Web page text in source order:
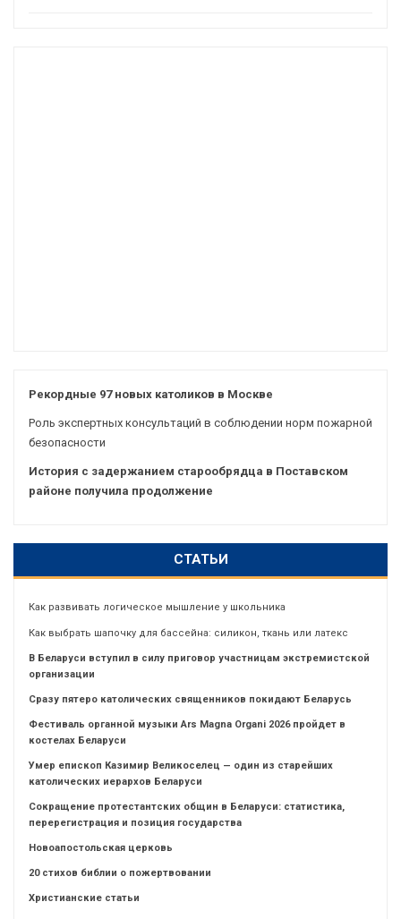
Рекордные 97 новых католиков в Москве
Роль экспертных консультаций в соблюдении норм пожарной
безопасности
История с задержанием старообрядца в Поставском
районе получила продолжение
СТАТЬИ
Как развивать логическое мышление у школьника
Как выбрать шапочку для бассейна: силикон, ткань или латекс
В Беларуси вступил в силу приговор участницам экстремистской
организации
Сразу пятеро католических священников покидают Беларусь
Фестиваль органной музыки Ars Magna Organi 2026 пройдет в
костелах Беларуси
Умер епископ Казимир Великоселец — один из старейших
католических иерархов Беларуси
Сокращение протестантских общин в Беларуси: статистика,
перерегистрация и позиция государства
Новоапостольская церковь
20 стихов библии о пожертвовании
Христианские статьи